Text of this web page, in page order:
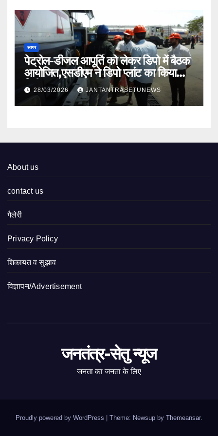
सागर
पेट्रोल-डीजल आपूर्ति को लेकर डिपो में बैठक
आयोजित,एसडीएम ने डिपो प्लांट का किया
निरीक्षण
28/03/2026 JANTANTRASETUNEWS
About us
contact us
गैलेरी
Privacy Policy
शिकायत व सुझाव
विज्ञापन/Advertisement
जनतंत्र-सेतु न्यूज
जनता का जनता के लिए
Proudly powered by WordPress Theme: Newsup by Themeansar.